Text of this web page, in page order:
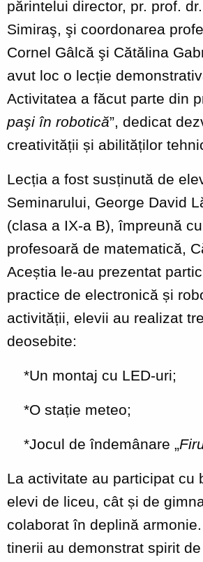
părintelui director, pr. prof. dr.
Simiraş, şi coordonarea
Cornel Gâlcă şi Cătălina
avut loc o lecție
Activitatea a făcut parte din
paşi în robotică”, dedicat
creativității și abilităților
Lecția a fost susținută de
Seminarului, George David
(clasa a IX-a B), împreună
profesoară de matematică,
Aceștia le-au prezentat
practice de electronică și
activității, elevii au realizat
deosebite:
*Un montaj cu LED-uri;
*O stație meteo;
*Jocul de îndemânare „
La activitate au participat cu
elevi de liceu, cât și de
colaborat în deplină
tinerii au demonstrat spirit